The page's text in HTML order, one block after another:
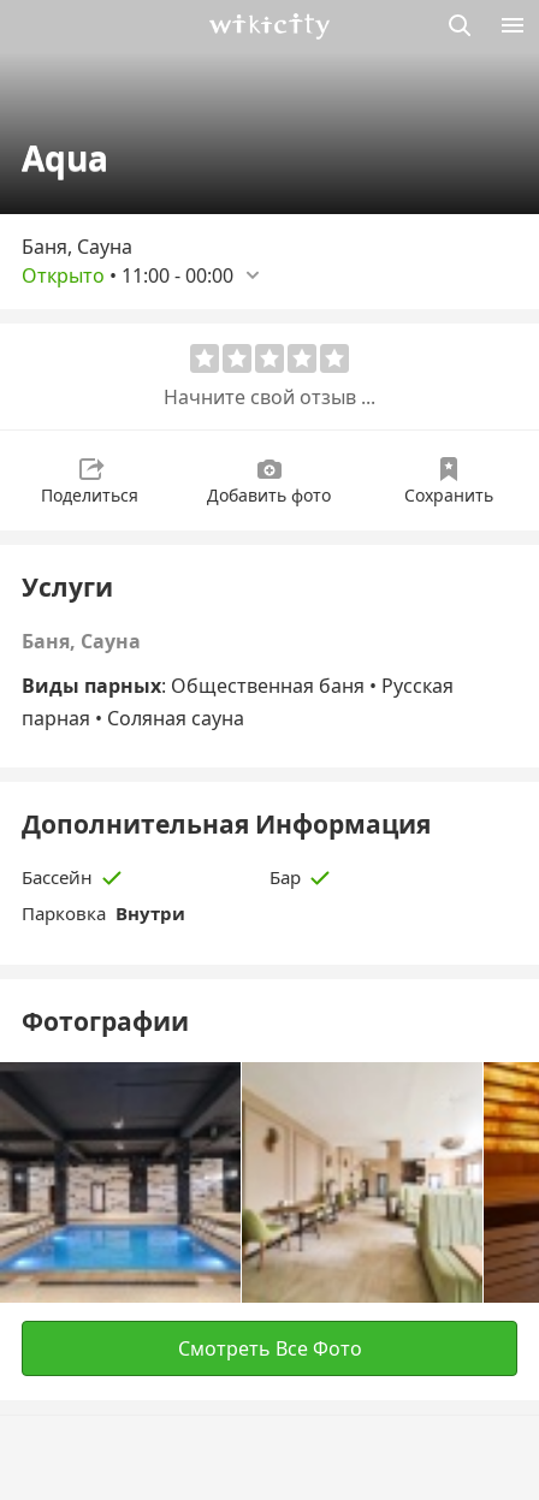
Aqua
Баня, Сауна
Открыто • 11:00-00:00
Начните свой отзыв ...
Поделиться Добавить фото Сохранить
Услуги
Баня, Сауна
Виды парных: Общественная баня • Русская
парная • Соляная сауна
Дополнительная Информация
Бассейн
Бар
Парковка Внутри
Фотографии
Смотреть Все Фото